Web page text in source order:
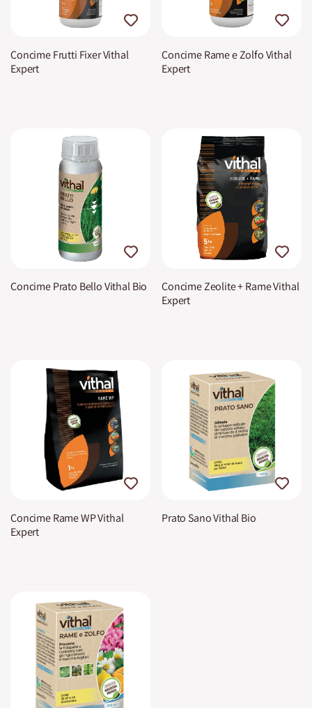
Concime Frutti Fixer Vithal
Expert
Concime Rame e Zolfo Vithal
Expert
Concime Prato Bello Vithal Bio
Concime Zeolite + Rame Vithal
Expert
Concime Rame WP Vithal
Expert
Prato Sano Vithal Bio